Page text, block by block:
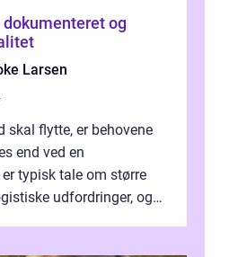
og
Larsen
skal flytte, er behovene
end ved en
typisk tale om større
udfordringer, og